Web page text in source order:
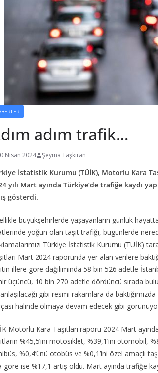
adım trafik…
Nisan 2024 Şeyma Taşkıran
İstatistik Kurumu (TÜİK), Motorlu Kara
yılı Mart ayında Türkiye’de trafiğe kaydı
gösterdi.
büyükşehirlerde yaşayanların günlük
yoğun olan taşıt trafiği, bugünlerde
Türkiye İstatistik Kurumu (TÜİK)
Mart 2024 raporunda yer alan verilere
illere göre dağılımında 58 bin 526 adetle
üçüncü, 10 bin 270 adetle dördüncü sırada
gibi resmi rakamlara da
halinde olmaya devam edecek gibi
Motorlu Kara Taşıtları raporu 2024 Mart
%45,5’ini motosiklet, %39,1’ini otomobil,
%0,4’ünü otobüs ve %0,1’ini özel amaçlı
göre ise %17,1 artış oldu. Mart ayında trafiğe